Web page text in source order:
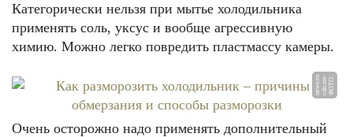
Категорически нельзя при мытье холодильника
применять соль, уксус и вообще агрессивную
химию. Можно легко повредить пластмассу камеры.
Ф
О
Т
О:
c
d
n.
s
m
-
n
e
w
s.
r
u
Очень осторожно надо применять дополнительный